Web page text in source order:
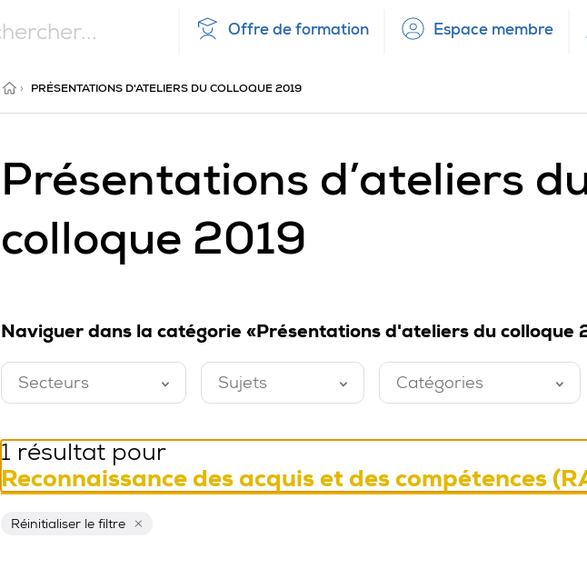
Offre de formation Espace membre
ACCUEIL
› PRÉSENTATIONS D'ATELIERS DU COLLOQUE 2019
Présentations d’ateliers
colloque 2019
Naviguer dans la catégorie «Présentations d'ateliers du colloque
Secteurs
Fermé Sujets
Fermé Catégories
Fermé
1 résultat pour
Reconnaissance des acquis et des compétences
Réinitialiser ce filtre
Réinitialiser le filtre